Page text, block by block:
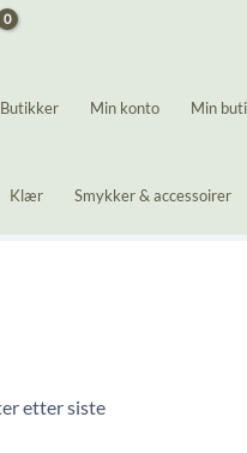
Butikker Min konto Min
Klær Smykker & accessoirer